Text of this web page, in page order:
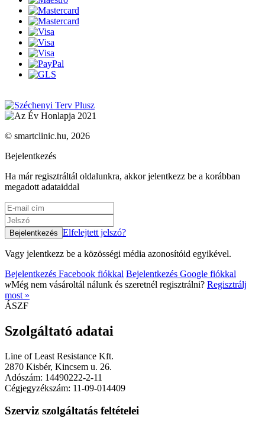
© smartclinic.hu, 2026
Bejelentkezés
Ha már regisztráltál oldalunkra, akkor jelentkezz be a korábban
megadott adataiddal
Elfelejtett jelszó?
Vagy jelentkezz be a közösségi média azonosítóid egyikével.
Bejelentkezés Facebook fiókkal Bejelentkezés Google fiókkal
wMég nem vásároltál nálunk és szeretnél regisztrálni? Regisztrálj
most »
ÁSZF
Szolgáltató adatai
Line of Least Resistance Kft.
2870 Kisbér, Kincsem u. 26.
Adószám: 14490222-2-11
Cégjegyzékszám: 11-09-014409
Szerviz szolgáltatás feltételei